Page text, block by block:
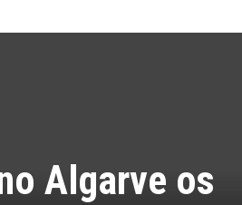
Algarve os